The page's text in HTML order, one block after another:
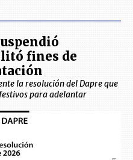
fines de
la resolución del Dapre que
para adelantar